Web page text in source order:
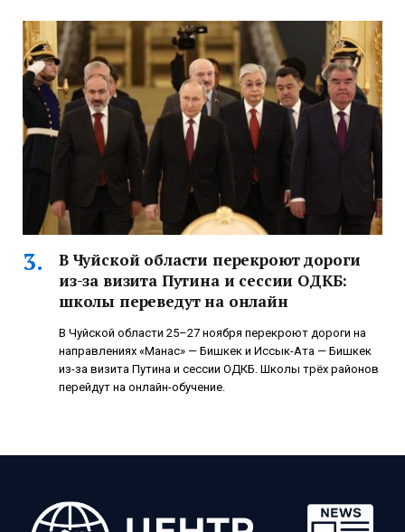
В Чуйской области перекроют дороги
из-за визита Путина и сессии ОДКБ:
школы переведут на онлайн
В Чуйской области 25–27 ноября перекроют дороги на
направлениях «Манас» — Бишкек и Иссык-Ата — Бишкек
из-за визита Путина и сессии ОДКБ. Школы трёх районов
перейдут на онлайн-обучение.